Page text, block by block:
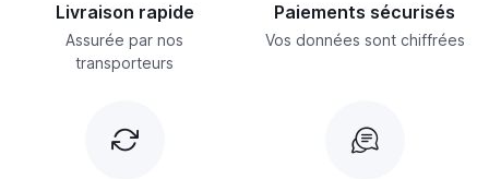
Livraison rapide
Assurée par nos
transporteurs
Paiements sécurisés
Vos données sont chiffrées